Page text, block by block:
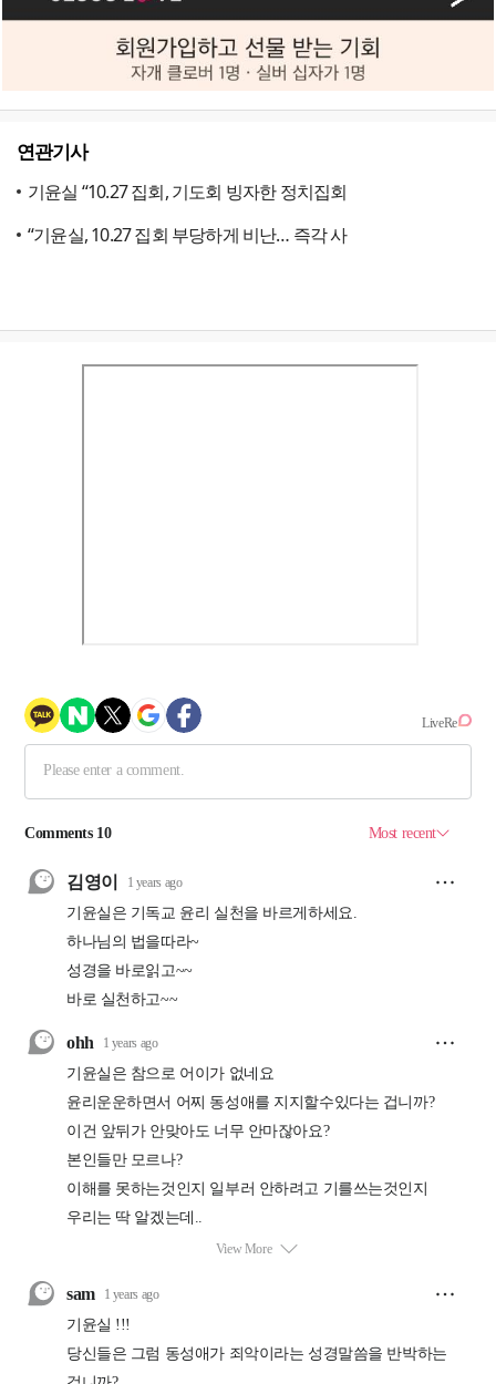
연관기사
기윤실 “10.27 집회, 기도회 빙자한 정치집회
“기윤실, 10.27 집회 부당하게 비난… 즉각 사